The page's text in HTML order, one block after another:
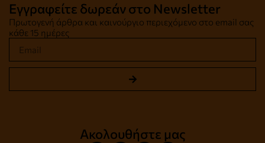
Εγγραφείτε δωρεάν στο Newsletter
Πρωτογενή άρθρα και καινούργιο περιεχόμενο στο email σας
κάθε 15 ημέρες
Ακολουθήστε μας